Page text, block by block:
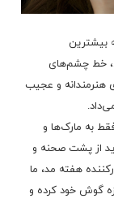
شدیم که بیشترین
خط چشم‌های
هنرمندانه و عجیب
به مارک‌ها و
از پشت صحنه و
هفته مد، ما
گوش خود کرده و